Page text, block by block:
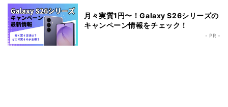
月々実質1円〜！Galaxy S26シリーズの
キャンペーン情報をチェック！
- PR -